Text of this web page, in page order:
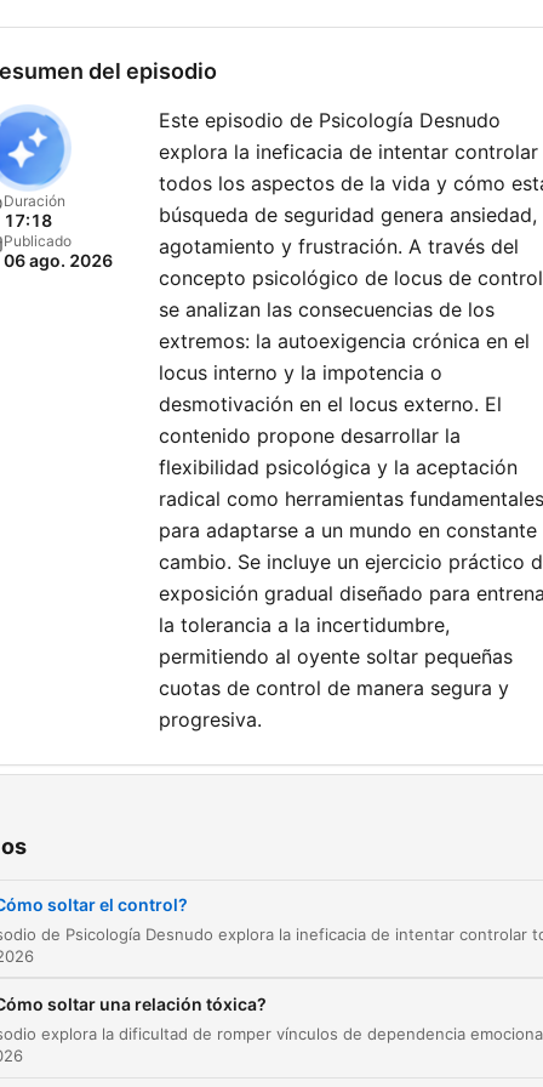
bienestar en
psimammoliti.com!
del episodio
Duración
17:18
Publicado
06 ago. 2026
Este episodio de Psicología Desnudo
explora la ineficacia de intentar controlar
todos los aspectos de la vida y cómo
búsqueda de seguridad genera ansiedad,
agotamiento y frustración. A través del
concepto psicológico de locus de
se analizan las consecuencias de los
extremos: la autoexigencia crónica en el
locus interno y la impotencia o
desmotivación en el locus externo. El
contenido propone desarrollar la
flexibilidad psicológica y la aceptación
radical como herramientas fundamentales
para adaptarse a un mundo en constante
cambio. Se incluye un ejercicio práctico
exposición gradual diseñado para
la tolerancia a la incertidumbre,
permitiendo al oyente soltar pequeñas
cuotas de control de manera segura y
progresiva.
00:00:00
00:01:46 El concepto de locus de control
00:02:52 Locus interno vs. Locus externo
00:05:03 Adaptación en un mundo cambiante según
00:06:45 Aceptación y flexibilidad como habilidades
soltar el control?
soltar una relación tóxica?